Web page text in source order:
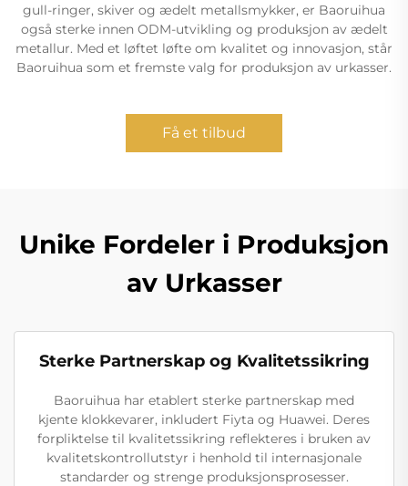
gull-ringer, skiver og ædelt metallsmykker, er Baoruihua
også sterke innen ODM-utvikling og produksjon av ædelt
metallur. Med et løftet løfte om kvalitet og innovasjon, står
Baoruihua som et fremste valg for produksjon av urkasser.
Få et tilbud
Unike Fordeler i Produksjon
av Urkasser
Sterke Partnerskap og Kvalitetssikring
Baoruihua har etablert sterke partnerskap med
kjente klokkevarer, inkludert Fiyta og Huawei. Deres
forpliktelse til kvalitetssikring reflekteres i bruken av
kvalitetskontrollutstyr i henhold til internasjonale
standarder og strenge produksjonsprosesser.